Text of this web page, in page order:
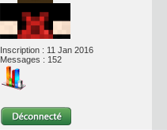
Inscription : 11 Jan 2016
Messages : 152